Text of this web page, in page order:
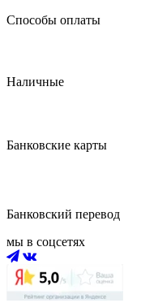
Способы оплаты
Наличные
Банковские карты
Банковский перевод
мы в соцсетях